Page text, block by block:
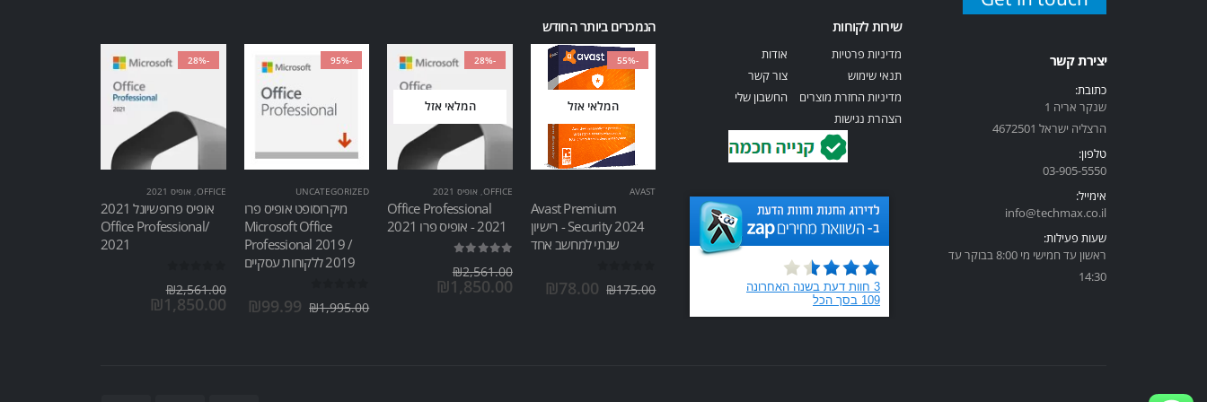
יצירת קשר
כתובת:
שנקר אריה 1
הרצליה ישראל 4672501
טלפון:
03-905-5550
אימייל:
info@techmax.co.il
שעות פעילות:
ראשון עד חמישי מי 8:00 בבוקר עד
14:30
שירות לקוחות
מדיניות פרטיות
תנאי שימוש
מדיניות החזרת מוצרים
הצהרת נגישות
אודות
צור קשר
החשבון שלי
הנמכרים ביותר החודש
-55%
המלאי אזל
AVAST
Avast Premium
Security 2024 - רישיון
שנתי למחשב אחד
₪175.00
₪78.00
-28%
המלאי אזל
OFFICE
, אופיס 2021
Office Professional
2021 - אופיס פרו 2021
₪2,561.00
₪1,850.00
-95%
UNCATEGORIZED
מיקרוסופט אופיס פרו
Microsoft Office
Professional 2019 /
2019 ללקוחות עסקיים
₪1,995.00
₪99.99
-28%
OFFICE
, אופיס 2021
אופיס פרופשיונל 2021
/Office Professional
2021
₪2,561.00
₪1,850.00